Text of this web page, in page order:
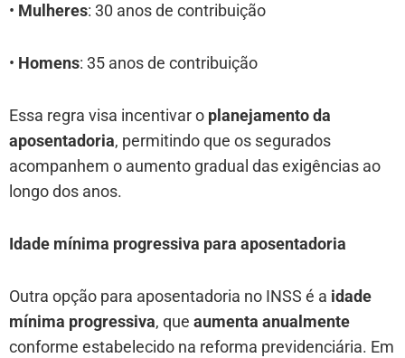
• Mulheres: 30 anos de contribuição
• Homens: 35 anos de contribuição
Essa regra visa incentivar o planejamento da
aposentadoria, permitindo que os segurados
acompanhem o aumento gradual das exigências ao
longo dos anos.
Idade mínima progressiva para aposentadoria
Outra opção para aposentadoria no INSS é a idade
mínima progressiva, que aumenta anualmente
conforme estabelecido na reforma previdenciária. Em